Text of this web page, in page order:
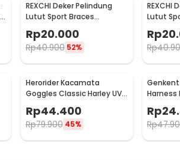
REXCHI Deker Pelindung
Lutut Sport Braces
L - HX002
Rp20.000
Rp40.900 52%
REXCHI
Lutut
XL -
Rp
Rp
Herorider Kacamata
Goggles Classic Harley UV
Rp44.400
Rp79.900 45%
Harness
Rp
Rp